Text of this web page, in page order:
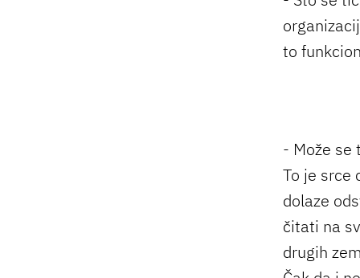
to
- Može
To je srce
dolaze
čitati na
drugih